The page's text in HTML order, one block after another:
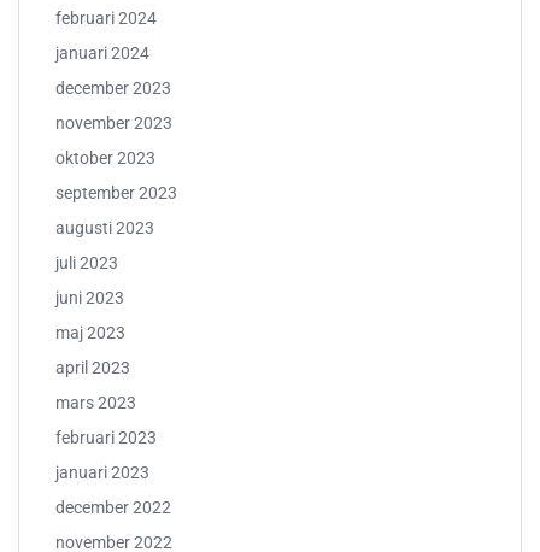
februari 2024
januari 2024
december 2023
november 2023
oktober 2023
september 2023
augusti 2023
juli 2023
juni 2023
maj 2023
april 2023
mars 2023
februari 2023
januari 2023
december 2022
november 2022